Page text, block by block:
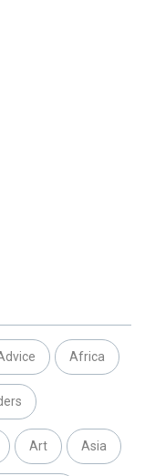
Africa
Art Asia